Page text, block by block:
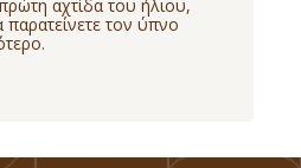
αχτίδα του ήλιου,
παρατείνετε τον ύπνο